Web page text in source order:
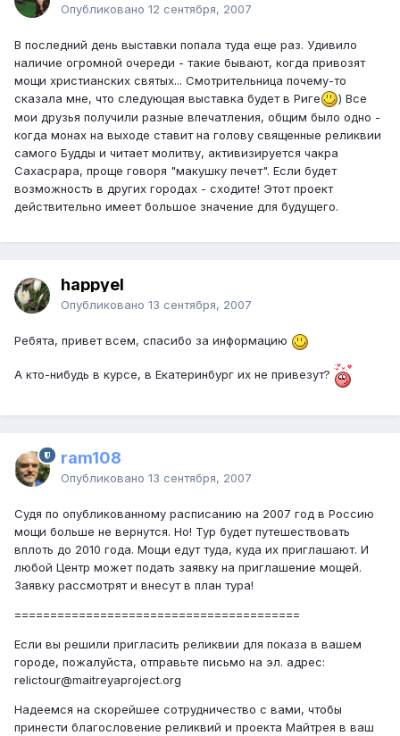
Опубликовано 12 сентября, 2007
В последний день выставки попала туда еще раз. Удивило
наличие огромной очереди - такие бывают, когда привозят
мощи христианских святых... Смотрительница почему-то
сказала мне, что следующая выставка будет в Риге
) Все
мои друзья получили разные впечатления, общим было одно -
когда монах на выходе ставит на голову священные реликвии
самого Будды и читает молитву, активизируется чакра
Сахасрара, проще говоря "макушку печет". Если будет
возможность в других городах - сходите! Этот проект
действительно имеет большое значение для будущего.
happyel
Опубликовано 13 сентября, 2007
Ребята, привет всем, спасибо за информацию
А кто-нибудь в курсе, в Екатеринбург их не привезут?
ram108
Опубликовано 13 сентября, 2007
Судя по опубликованному расписанию на 2007 год в Россию
мощи больше не вернутся. Но! Тур будет путешествовать
вплоть до 2010 года. Мощи едут туда, куда их приглашают. И
любой Центр может подать заявку на приглашение мощей.
Заявку рассмотрят и внесут в план тура!
========================================
Если вы решили пригласить реликвии для показа в вашем
городе, пожалуйста, отправьте письмо на эл. адрес:
relictour@maitreyaproject.org
Надеемся на скорейшее сотрудничество с вами, чтобы
принести благословение реликвий и проекта Майтрея в ваш